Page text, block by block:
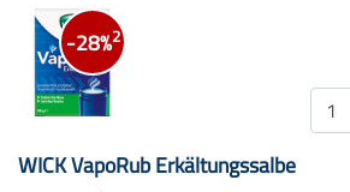
-28%2
WICK VapoRub Erkältungssalbe